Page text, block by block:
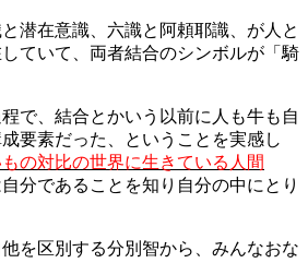
潜在意識、六識と阿頼耶識、が人と
ていて、両者結合のシンボルが「騎
で、結合とかいう以前に人も牛も自
要素だった、ということを実感し
の対比の世界に生きている人間
分であることを知り自分の中にとり
を区別する分別智から、みんなおな